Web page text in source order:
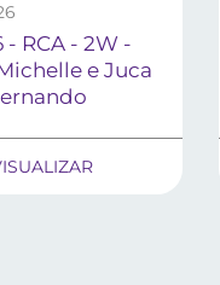
- RCA - 2W -
e Juca